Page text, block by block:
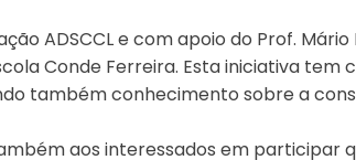
ADSCCL e com apoio do Prof. Mário
Conde Ferreira. Esta iniciativa
também conhecimento sobre a
aos interessados em participar